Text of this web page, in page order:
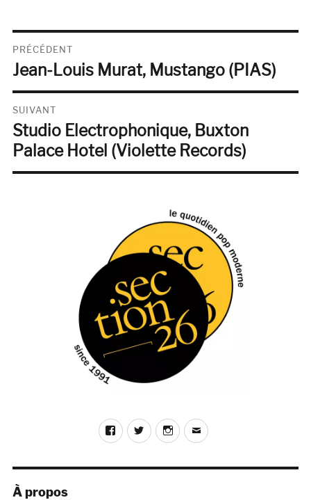
Navigation
de
l’article
PRÉCÉDENT
Publication
Jean-Louis Murat, Mustango (PIAS)
SUIVANT
Publication
suivante :
Studio Electrophonique, Buxton
Palace Hotel (Violette Records)
FacebookTwitterInstagram
E-
À propos